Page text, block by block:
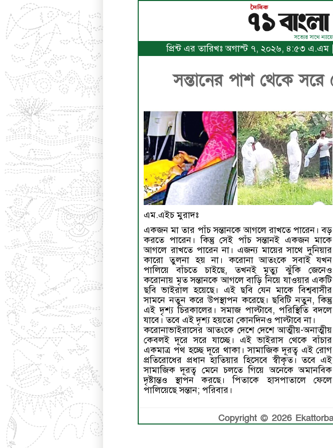
প্রিন্ট এর তারিখঃ অগাস্ট ৭, ২০২৬, ৪:৫৩ এ.এম
সন্তানের পাশ থেকে
এম.এইচ মুরাদঃ
একজন মা তার পাঁচ সন্তানকে আগলে রাখতে পারেন। বড়
করতে পারেন। কিন্তু সেই পাঁচ সন্তানই একজন মাকে
আগলে রাখতে পারেন না। এজন্য মায়ের সাথে দুনিয়ার
কারো তুলনা হয় না। করোনা আতংকে সবাই যখন
পালিয়ে বাঁচতে চাইছে, তখনই মৃত্যু ঝুঁকি জেনেও
করোনায় মৃত সন্তানকে আগলে বাড়ি নিয়ে যাওয়ার একটি
ছবি ভাইরাল হয়েছে। এই ছবি যেন মাকে বিশ্ববাসীর
সামনে নতুন করে উপস্থাপন করেছে। ছবিটি নতুন, কিন্তু
এই দৃশ্য চিরকালের। সমাজ পাল্টাবে, পরিস্থিতি বদলে
যাবে। তবে এই দৃশ্য হয়তো কোনদিনও পাল্টাবে না।
করোনাভাইরাসের আতংকে দেশে দেশে আত্মীয়-অনাত্মীয়
কেবলই দূরে সরে যাচ্ছে। এই ভাইরাস থেকে বাঁচার
একমাত্র পথ হচ্ছে দূরে থাকা। সামাজিক দূরত্ব এই রোগ
প্রতিরোধের প্রধান হাতিয়ার হিসেবে স্বীকৃত। তবে এই
সামাজিক দূরত্ব মেনে চলতে গিয়ে অনেকে অমানবিক
দৃষ্টান্তও স্থাপন করছে। পিতাকে হাসপাতালে ফেলে
পালিয়েছে সন্তান; পরিবার।
Copyright © 2026